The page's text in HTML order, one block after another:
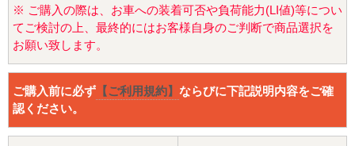
※ ご購入の際は、お車への装着可否や負荷能力(LI値)等につい
てご検討の上、最終的にはお客様自身のご判断で商品選択を
お願い致します。
ご購入前に必ず 【ご利用規約】 ならびに下記説明内容をご確
認ください。